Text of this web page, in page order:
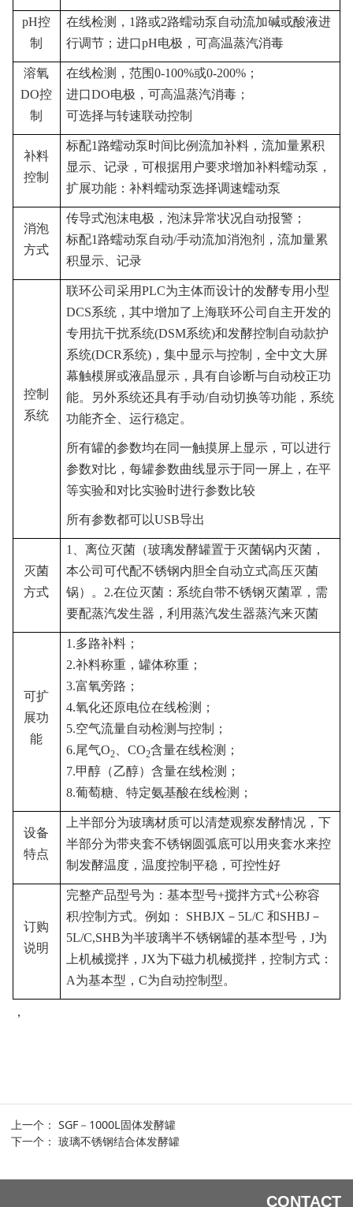
pH控
制
在线检测， 1 路或2路蠕动泵自动流加碱或酸液进
行调节；进口pH电极，可高温蒸汽消毒
溶氧
DO控
制
在线检测，范围0-100%或0-200%；
进口DO电极，可高温蒸汽消毒；
可选择与转速联动控制
补料
控制
标配1 路蠕动泵时间比例流加补料，流加量累积
显示、记录，可根据用户要求增加补料蠕动泵，
扩展功能：补料蠕动泵选择调速蠕动泵
消泡
方式
传导式泡沫电极，泡沫异常状况自动报警；
标配1 路蠕动泵自动/手动流加消泡剂，流加量累
积显示、记录
控制
系统
联环公司采用PLC为主体而设计的发酵专用小型
DCS系统，其中增加了上海联环公司自主开发的
专用抗干扰系统(DSM系统)和发酵控制自动款护
系统(DCR系统)，集中显示与控制，全中文大屏
幕触模屏或液晶显示，具有自诊断与自动校正功
能。另外系统还具有手动/自动切换等功能，系统
功能齐全、运行稳定。
所有罐的参数均在同一触摸屏上显示，可以进行
参数对比，每罐参数曲线显示于同一屏上，在平
等实验和对比实验时进行参数比较
所有参数都可以USB导出
灭菌
方式
1
、离位灭菌（玻璃发酵罐置于灭菌锅内灭菌，
本公司可代配不锈钢内胆全自动立式高压灭菌
锅）。 2.在位灭菌：系统自带不锈钢灭菌罩，需
要配蒸汽发生器，利用蒸汽发生器蒸汽来灭菌
可扩
展功
能
1.多路补料；
2.补料称重，罐体称重；
3.富氧旁路；
4.氧化还原电位在线检测；
5.空气流量自动检测与控制；
6.尾气O2、 CO2含量在线检测；
7.甲醇（乙醇）含量在线检测；
8.葡萄糖、特定氨基酸在线检测；
设备
特点
上半部分为玻璃材质可以清楚观察发酵情况，下
半部分为带夹套不锈钢圆弧底可以用夹套水来控
制发酵温度，温度控制平稳，可控性好
订购
说明
完整产品型号为：基本型号+搅拌方式+公称容
积/控制方式。例如： SHBJX － 5L/C 和SHBJ－
5L/C,SHB为半玻璃半不锈钢罐的基本型号， J为
上机械搅拌， JX为下磁力机械搅拌，控制方式：
A为基本型， C为自动控制型。
，
上一个：SGF－1000L固体发酵罐
下一个：玻璃不锈钢结合体发酵罐
CONTACT